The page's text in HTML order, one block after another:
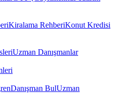
Kiralama RehberiKonut Kredisi
Uzman Danışmanlar
Danışman BulUzman